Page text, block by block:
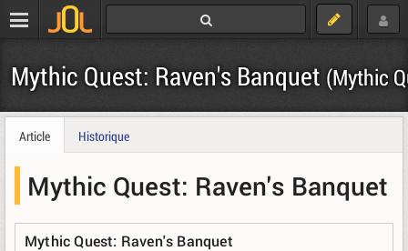
Mythic Quest: Raven's Banquet(Mythic
Article Historique
Mythic Quest: Raven's Banquet
Mythic Quest: Raven's Banquet